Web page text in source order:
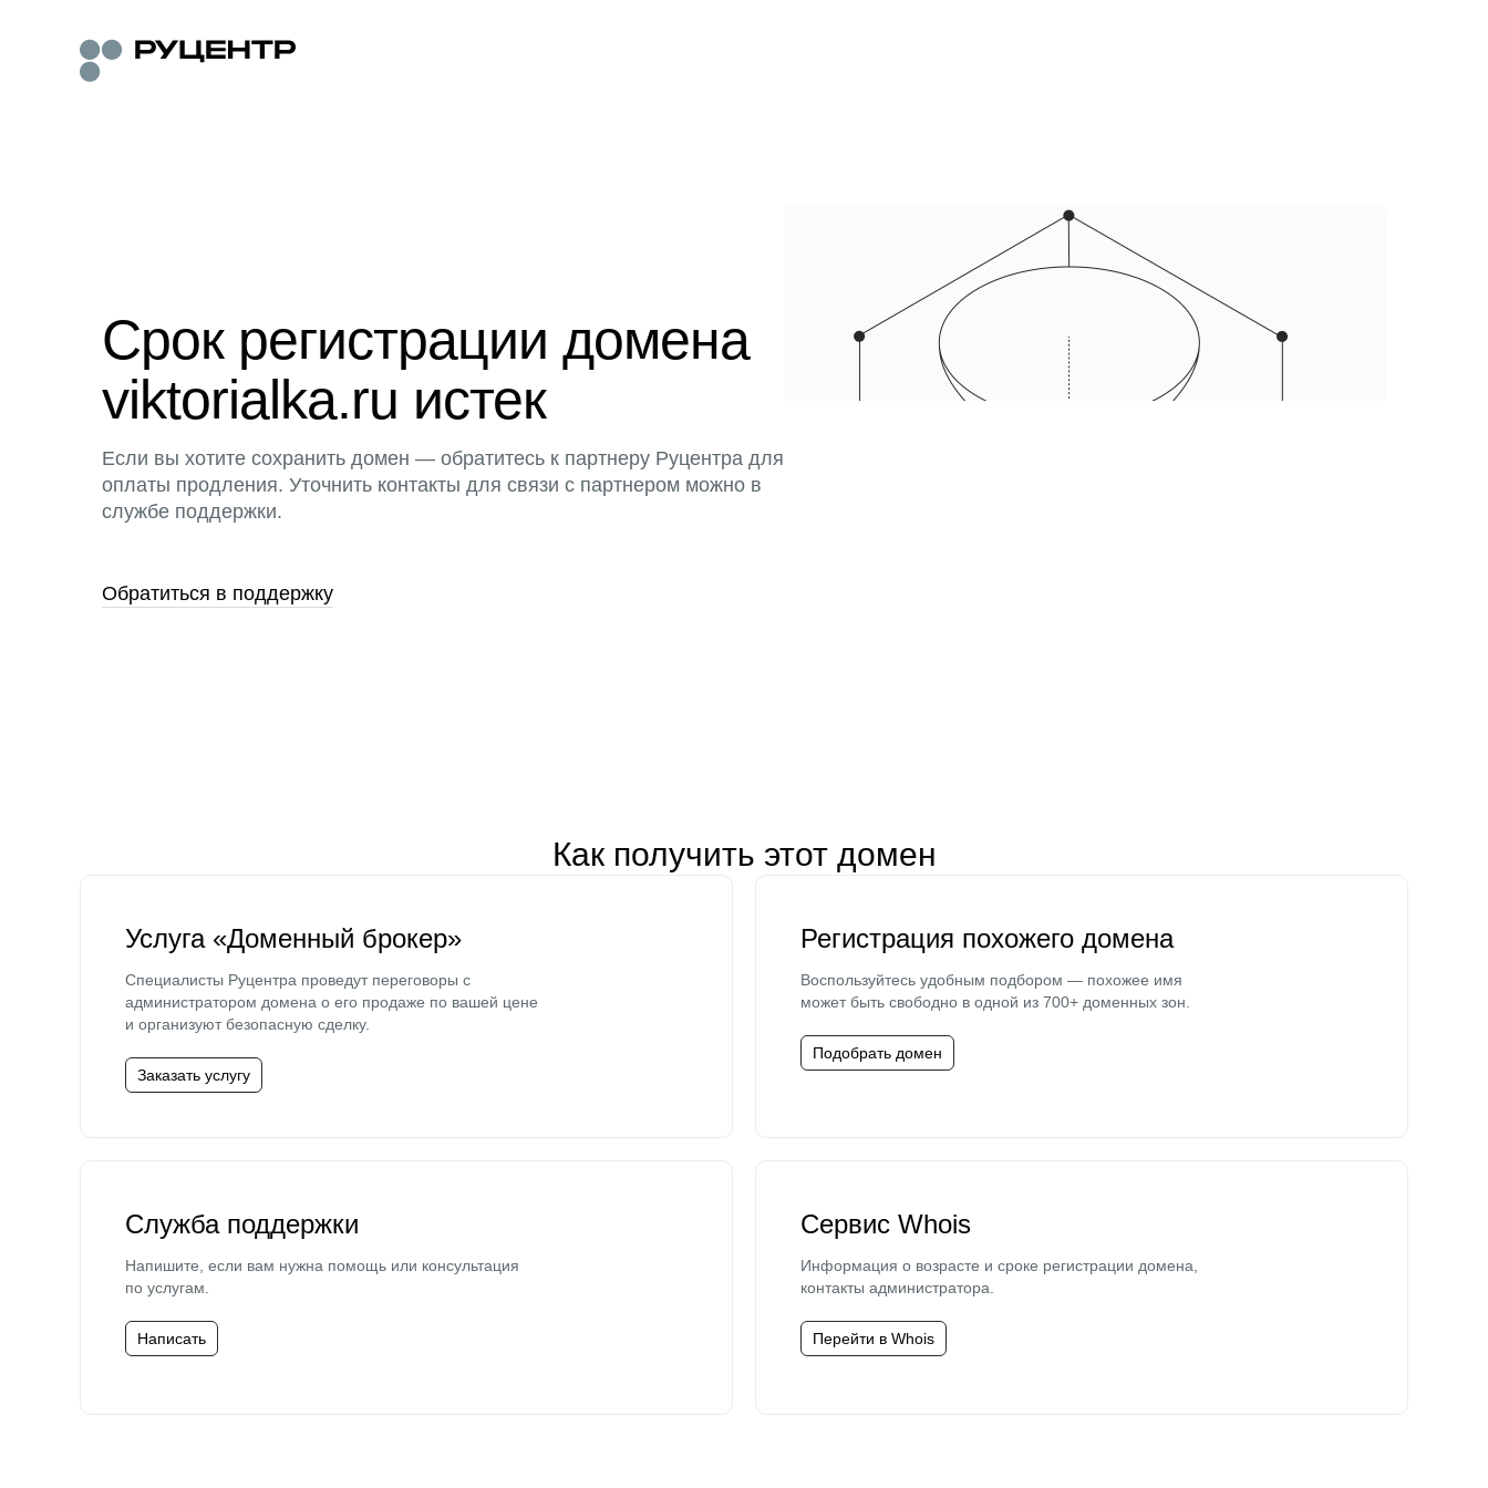
Срок регистрации домена
viktorialka.ru истек
Если вы хотите сохранить домен — обратитесь к партнеру Руцентра для
оплаты продления. Уточнить контакты для связи с партнером можно в
службе поддержки.
Обратиться в поддержку
Как получить этот домен
Услуга «Доменный брокер»
Специалисты Руцентра проведут переговоры с
администратором домена о его продаже по вашей цене
и организуют безопасную сделку.
Заказать услугу
Регистрация похожего домена
Воспользуйтесь удобным подбором — похожее имя
может быть свободно в одной из 700+ доменных зон.
Подобрать домен
Служба поддержки
Напишите, если вам нужна помощь или консультация
по услугам.
Написать
Сервис Whois
Информация о возрасте и сроке регистрации домена,
контакты администратора.
Перейти в Whois